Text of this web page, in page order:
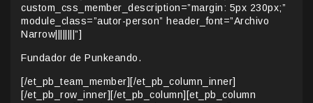
custom_css_member_description=”margin: 5px 230px;”
module_class=”autor-person” header_font=”Archivo
Narrow||||||||”]
Fundador de Punkeando.
[/et_pb_team_member][/et_pb_column_inner]
[/et_pb_row_inner][/et_pb_column][et_pb_column